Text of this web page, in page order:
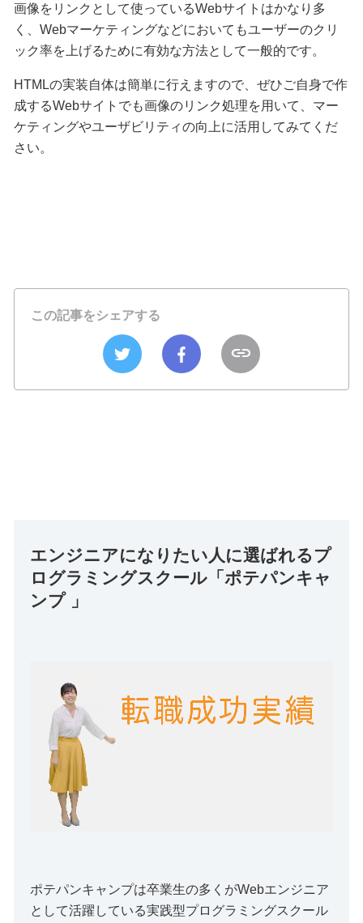
画像をリンクとして使っているWebサイトはかなり多
く、Webマーケティングなどにおいてもユーザーのクリ
ック率を上げるために有効な方法として一般的です。
HTMLの実装自体は簡単に行えますので、ぜひご自身で作
成するWebサイトでも画像のリンク処理を用いて、マー
ケティングやユーザビリティの向上に活用してみてくだ
さい。
この記事をシェアする
エンジニアになりたい人に選ばれるプ
ログラミングスクール「ポテパンキャ
ンプ 」
ポテパンキャンプは卒業生の多くがWebエンジニア
として活躍している実践型プログラミングスクール